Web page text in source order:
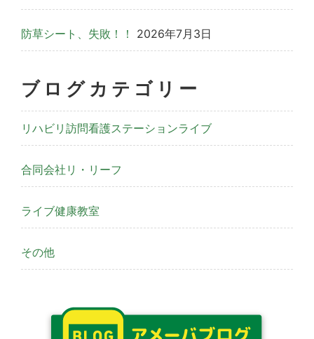
防草シート、失敗！！ 2026年7月3日
ブログカテゴリー
リハビリ訪問看護ステーションライブ
合同会社リ・リーフ
ライブ健康教室
その他